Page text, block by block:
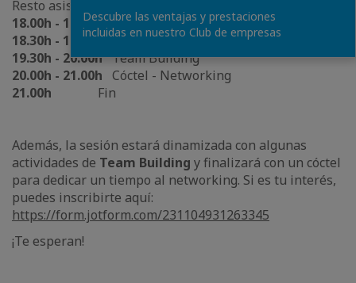
Resto asistentes:
18.00h - 18.30hBienvenida
18.30h - 19.30hVisita instalaciones
19.30h - 20.00hTeam Building
20.00h - 21.00h
Cóctel - Networking
21.00h
Fin
Además, la sesión estará dinamizada con algunas
actividades de Team Building y finalizará con un cóctel
para dedicar un tiempo al networking. Si es tu interés,
puedes inscribirte aquí:
https://form.jotform.com/231104931263345
¡Te esperan!
Descubre las ventajas y prestaciones
incluidas en nuestro Club de empresas